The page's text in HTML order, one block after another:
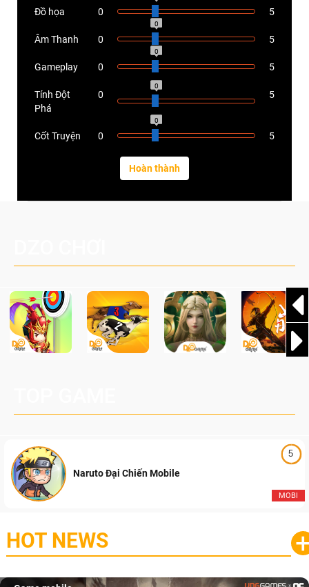
Đồ họa 0 5
Âm Thanh 0
0
5
Gameplay 0
0
5
Tính Đột
Phá
0
0
5
Cốt Truyện 0
0
5
5
MOBI
Naruto Đại Chiến Mobile
HOT NEWS